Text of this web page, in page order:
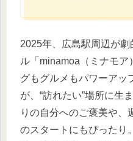
2025年、広島駅周辺が
ル「minamoa（ミナモ
グもグルメもパワーアッ
が、“訪れたい”場所に生
りの自分へのご褒美や、
のスタートにもぴったり